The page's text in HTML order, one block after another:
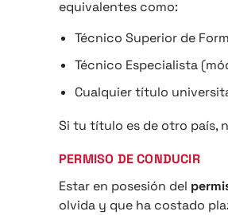
equivalentes como:
Técnico Superior de
Técnico Especialista
Cualquier título
Si tu título es de otro país,
PERMISO DE CONDUCIR
Estar en posesión del
olvida y que ha costado